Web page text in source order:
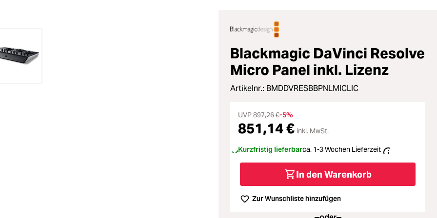
Blackmagic DaVinci Resolve
Micro Panel inkl. Lizenz
Artikelnr.: BMDDVRESBBPNLMICLIC
UVP897,26 €-5%
851,14 € inkl. MwSt.
Kurzfristig lieferbarca. 1-3 Wochen Lieferzeit
In den Warenkorb
Zur Wunschliste hinzufügen